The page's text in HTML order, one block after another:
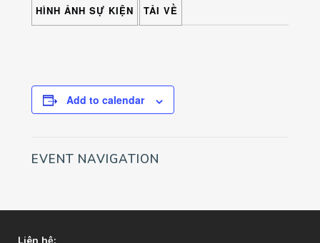
HÌNH ẢNH SỰ KIỆN TẢI VỀ
Add to calendar
EVENT NAVIGATION